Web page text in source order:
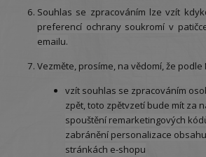
Souhlas se zpracováním lze vzít
preferencí ochrany soukromí v
emailu.
Vezměte, prosíme, na vědomí, že
vzít souhlas se zpracováním
zpět, toto zpětvzetí bude mít za
spouštění remarketingových
zabránění personalizace
stránkách e-shopu